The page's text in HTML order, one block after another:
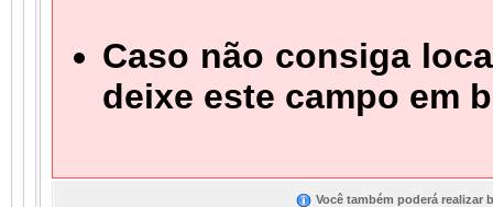
Caso não consiga
deixe este campo em
Você também poderá realizar